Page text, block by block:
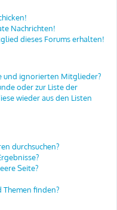
Nachrichten!
dieses Forums erhalten!
und ignorierten Mitglieder?
oder zur Liste der
wieder aus den Listen
durchsuchen?
Seite?
finden?